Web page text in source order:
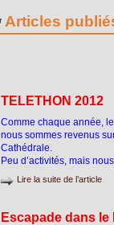
Articles
TELETHON 2012
Comme chaque année,
nous sommes revenus
Cathédrale.
Peu d’activités, mais
Lire la suite de l’article
Escapade dans